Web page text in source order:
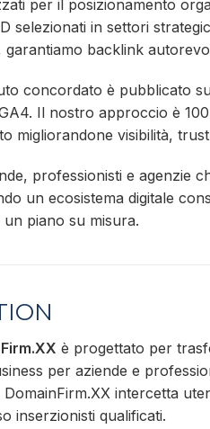
per il posizionamento
selezionati in settori
backlink
concordato è pubblicato
Il nostro approccio è
migliorandone visibilità,
professionisti e agenzie
un ecosistema digitale
piano su misura.
è progettato per
per aziende e
intercetta
inserzionisti qualificati.